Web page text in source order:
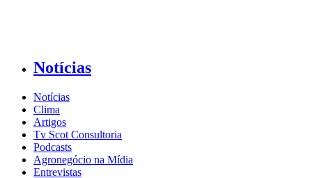
Notícias
Notícias
Clima
Artigos
Tv Scot Consultoria
Podcasts
Agronegócio na Mídia
Entrevistas